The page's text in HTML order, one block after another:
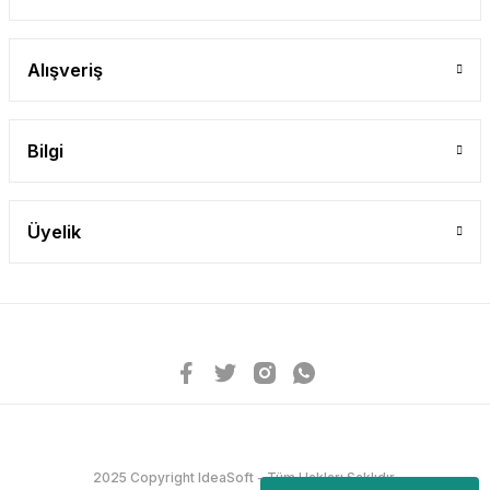
Alışveriş
Bilgi
Üyelik
2025 Copyright IdeaSoft - Tüm Hakları Saklıdır.